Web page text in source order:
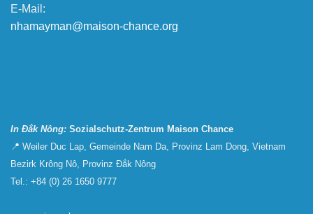
E-Mail:
nhamayman@maison-chance.org
In Đắk Nông: Sozialschutz-Zentrum Maison Chance
📍 Weiler Duc Lap, Gemeinde Nam Da, Provinz Lam Dong, Vietnam
Bezirk Krông Nô, Provinz Đắk Nông
Tel.: +84 (0) 26 1650 9777